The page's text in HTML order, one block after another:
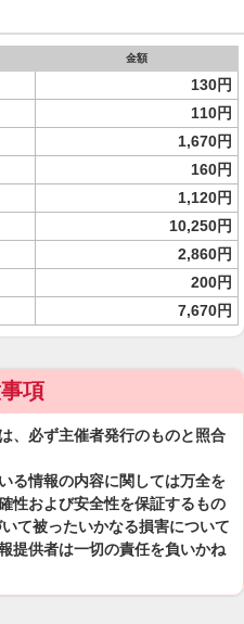
金額
130円
110円
1,670円
160円
1,120円
10,250円
2,860円
200円
7,670円
項
、必ず主催者発行のものと照合
る情報の内容に関しては万全を
性および安全性を保証するもの
て被ったいかなる損害について
提供者は一切の責任を負いかね